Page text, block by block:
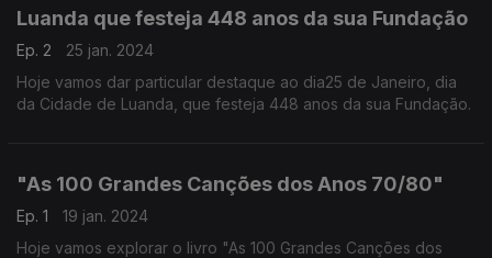
Luanda que festeja 448 anos da sua Fundação
Ep. 2
25 jan. 2024
Hoje vamos dar particular destaque ao dia25 de Janeiro, dia
da Cidade de Luanda, que festeja 448 anos da sua Fundação.
"As 100 Grandes Canções dos Anos 70/80"
Ep. 1
19 jan. 2024
Hoje vamos explorar o livro "As 100 Grandes Canções dos